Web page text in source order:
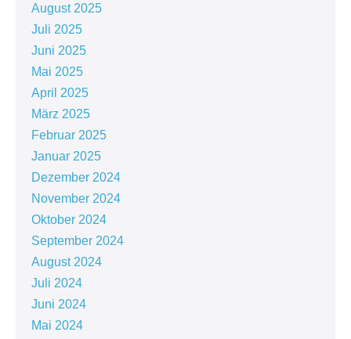
August 2025
Juli 2025
Juni 2025
Mai 2025
April 2025
März 2025
Februar 2025
Januar 2025
Dezember 2024
November 2024
Oktober 2024
September 2024
August 2024
Juli 2024
Juni 2024
Mai 2024